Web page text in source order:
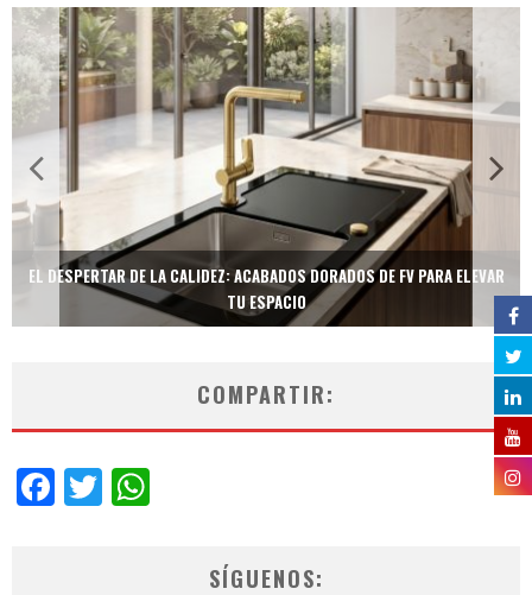
EL DESPERTAR DE LA CALIDEZ: ACABADOS DORADOS DE FV PARA ELEVAR
TU ESPACIO
COMPARTIR:
Facebook
Twitter
SÍGUENOS: